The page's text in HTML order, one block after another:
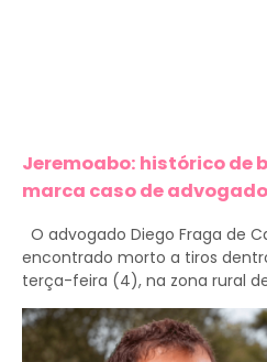
Jeremoabo: histórico de
marca caso de
O advogado Diego Fraga de
encontrado morto a tiros
terça-feira (4), na zona rural